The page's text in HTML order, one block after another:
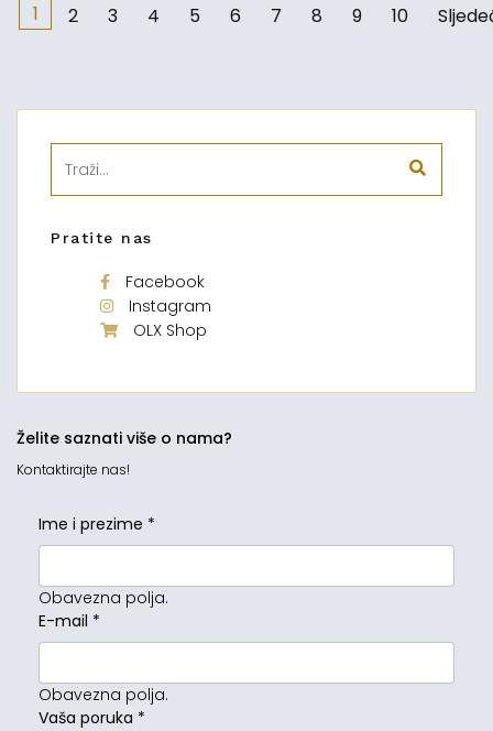
1 2 3 4 5 6 7 8 9 10
Pratite nas
Facebook
Instagram
OLX Shop
Želite saznati više o nama?
Kontaktirajte nas!
Ime i prezime *
Obavezna polja.
E-mail *
Obavezna polja.
Vaša poruka *